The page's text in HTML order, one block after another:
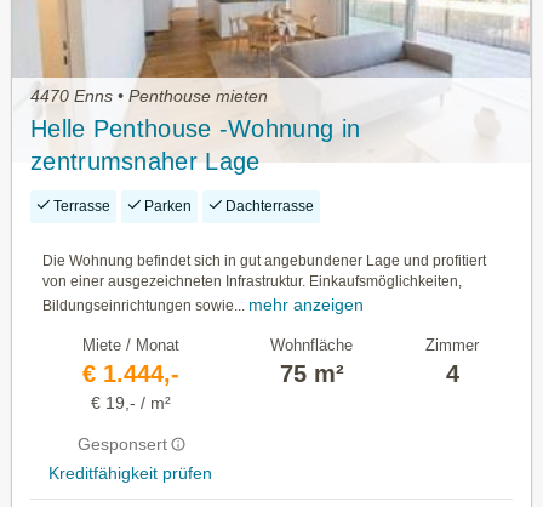
4470 Enns • Penthouse mieten
Helle Penthouse -Wohnung in
zentrumsnaher Lage
Terrasse Parken Dachterrasse
Die Wohnung befindet sich in gut angebundener Lage und profitiert
von einer ausgezeichneten Infrastruktur. Einkaufsmöglichkeiten,
Bildungseinrichtungen sowie...
mehr anzeigen
Miete / Monat
€ 1.444,-
€ 19,- / m²
Gesponsert
Kreditfähigkeit prüfen
Wohnfläche
75 m²
Zimmer
4